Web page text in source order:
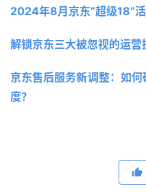
2024年8月京东“超级18”
解锁京东三大被忽视的运营
京东售后服务新调整：如
度？